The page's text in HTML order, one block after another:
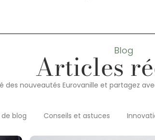
Blog
Articles
des nouveautés Eurovanille et partagez
blog Conseils et astuces